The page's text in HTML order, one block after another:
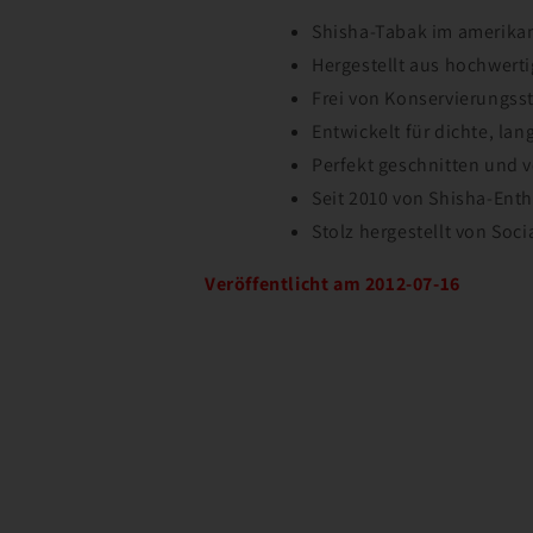
Shisha-Tabak im
Hergestellt aus
Frei von
Entwickelt für dichte,
Perfekt geschnitten und
Seit 2010 von Shisha-
Stolz hergestellt von
Veröffentlicht am 2012-07-16